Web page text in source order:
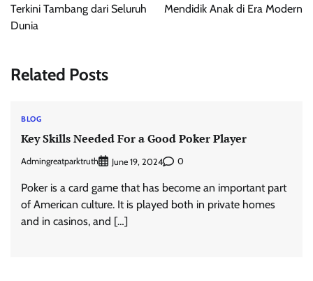
Terkini Tambang dari Seluruh
Dunia
Mendidik Anak di Era Modern
Related Posts
BLOG
Key Skills Needed For a Good Poker Player
Admingreatparktruth June 19, 2024 0
Poker is a card game that has become an important part
of American culture. It is played both in private homes
and in casinos, and […]